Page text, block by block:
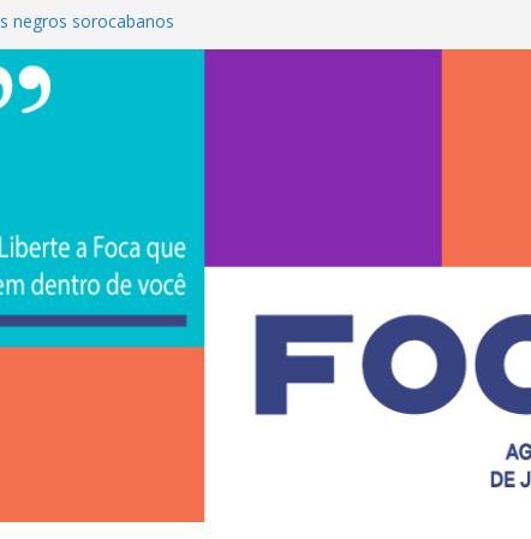
negros sorocabanos
é a terceira artista do #ConviteMPB do
Brasil 2026 promove integração, ciência e
na Uniso